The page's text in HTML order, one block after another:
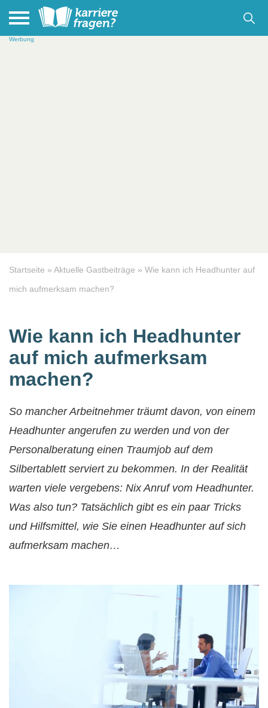
Werbung
Startseite » Aktuelle Gastbeiträge » Wie kann ich Headhunter auf
mich aufmerksam machen?
Wie kann ich Headhunter
auf mich aufmerksam
machen?
So mancher Arbeitnehmer träumt davon, von einem
Headhunter angerufen zu werden und von der
Personalberatung einen Traumjob auf dem
Silbertablett serviert zu bekommen. In der Realität
warten viele vergebens: Nix Anruf vom Headhunter.
Was also tun? Tatsächlich gibt es ein paar Tricks
und Hilfsmittel, wie Sie einen Headhunter auf sich
aufmerksam machen…